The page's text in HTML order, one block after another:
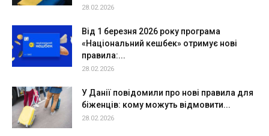
28.02.2026
Від 1 березня 2026 року програма
«Національний кешбек» отримує нові
правила:...
28.02.2026
У Данії повідомили про нові правила для
біженців: кому можуть відмовити...
28.02.2026